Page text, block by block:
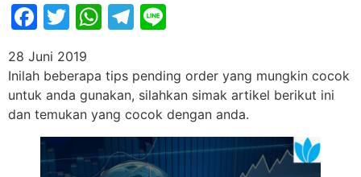
Facebook
Twitter
WhatsApp
Telegram
28 Juni 2019
Inilah beberapa tips pending order yang mungkin cocok
untuk anda gunakan, silahkan simak artikel berikut ini
dan temukan yang cocok dengan anda.